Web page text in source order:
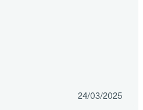
24/03/2025